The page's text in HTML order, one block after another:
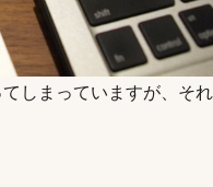
しまっていますが、それ